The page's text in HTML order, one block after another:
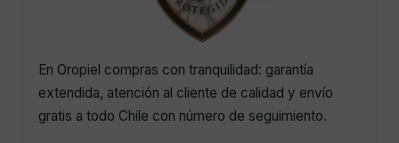
En Oropiel compras con tranquilidad: garantía
extendida, atención al cliente de calidad y envío
gratis a todo Chile con número de seguimiento.